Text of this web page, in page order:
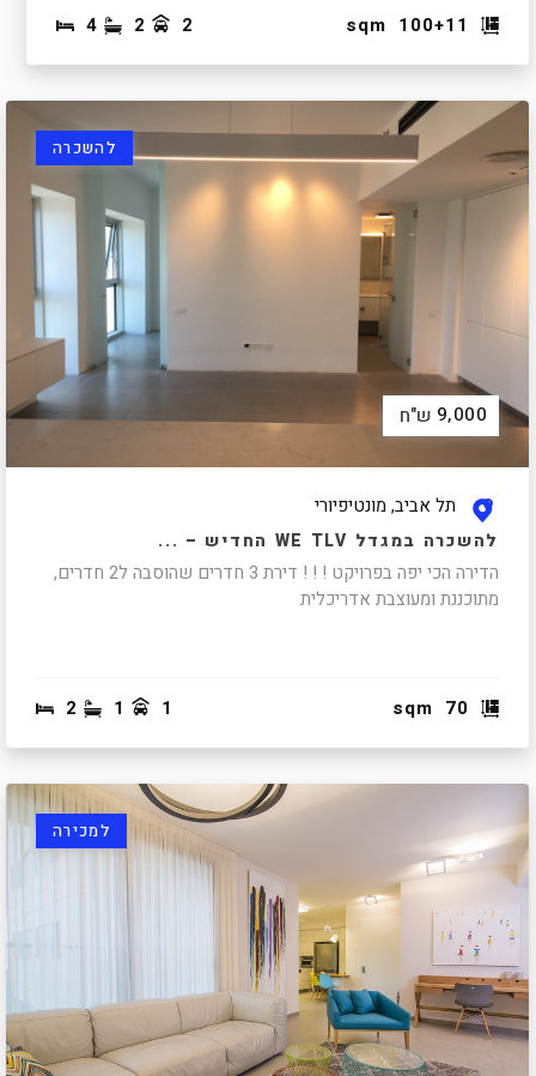
sqm 100+11
4 2 2
להשכרה
9,000 ש"ח
תל אביב, מונטיפיורי
להשכרה במגדל WE TLV החדיש – ...
הדירה הכי יפה בפרויקט ! ! ! דירת 3 חדרים שהוסבה ל2 חדרים,
מתוכננת ומעוצבת אדריכלית
sqm 70
2 1 1
למכירה